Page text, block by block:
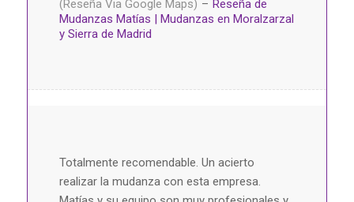
(Reseña Via Google Maps) – Reseña de
Mudanzas Matías | Mudanzas en Moralzarzal
y Sierra de Madrid
Totalmente recomendable. Un acierto
realizar la mudanza con esta empresa.